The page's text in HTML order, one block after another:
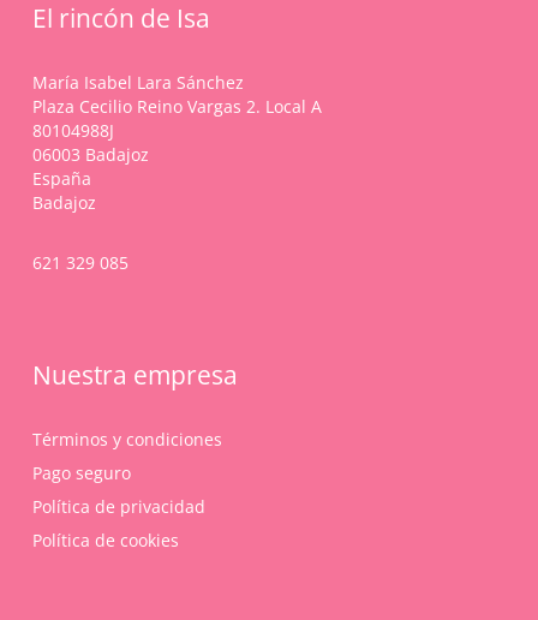
El rincón de Isa
María Isabel Lara Sánchez
Plaza Cecilio Reino Vargas 2. Local A
80104988J
06003 Badajoz
España
Badajoz
621 329 085
Nuestra empresa
Términos y condiciones
Pago seguro
Política de privacidad
Política de cookies